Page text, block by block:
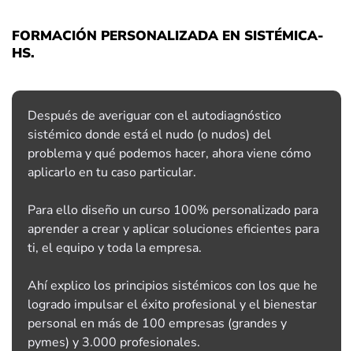
FORMACIÓN PERSONALIZADA EN SISTÉMICA-
HS.
Después de averiguar con el autodiagnóstico
sistémico donde está el nudo (o nudos) del
problema y qué podemos hacer, ahora viene cómo
aplicarlo en tu caso particular.
Para ello diseño un curso 100% personalizado para
aprender a crear y aplicar soluciones eficientes para
ti, el equipo y toda la empresa.
Ahí explico los principios sistémicos con los que he
logrado impulsar el éxito profesional y el bienestar
personal en más de 100 empresas (grandes y
pymes) y 3.000 profesionales.